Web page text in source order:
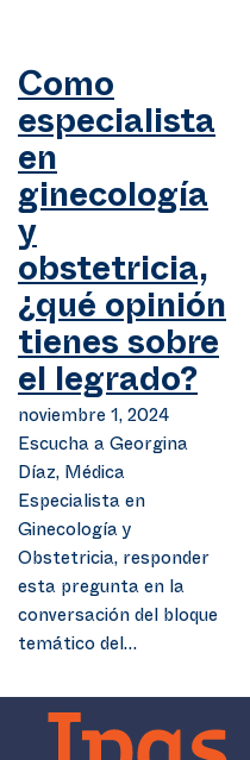
Como
especialista
en
ginecología
y
obstetricia,
¿qué opinión
tienes sobre
el legrado?
noviembre 1, 2024
Escucha a Georgina
Díaz, Médica
Especialista en
Ginecología y
Obstetricia, responder
esta pregunta en la
conversación del bloque
temático del…